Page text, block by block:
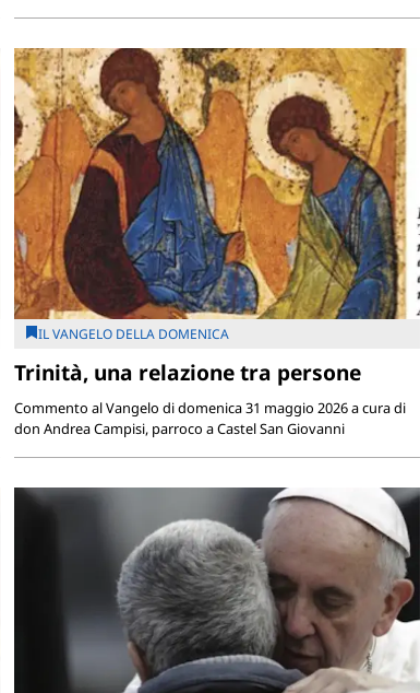
IL VANGELO DELLA DOMENICA
Trinità, una relazione tra persone
Commento al Vangelo di domenica 31 maggio 2026 a cura di
don Andrea Campisi, parroco a Castel San Giovanni